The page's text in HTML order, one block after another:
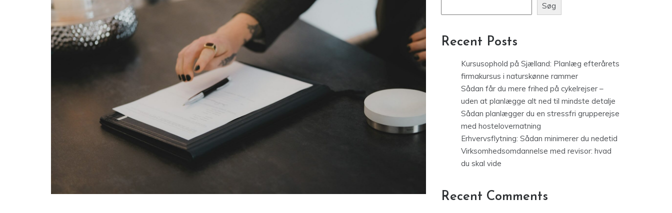
Søg
Recent Posts
Kursusophold på Sjælland: Planlæg efterårets
firmakursus i naturskønne rammer
Sådan får du mere frihed på cykelrejser –
uden at planlægge alt ned til mindste detalje
Sådan planlægger du en stressfri grupperejse
med hostelovernatning
Erhvervsflytning: Sådan minimerer du nedetid
Virksomhedsomdannelse med revisor: hvad
du skal vide
Recent Comments